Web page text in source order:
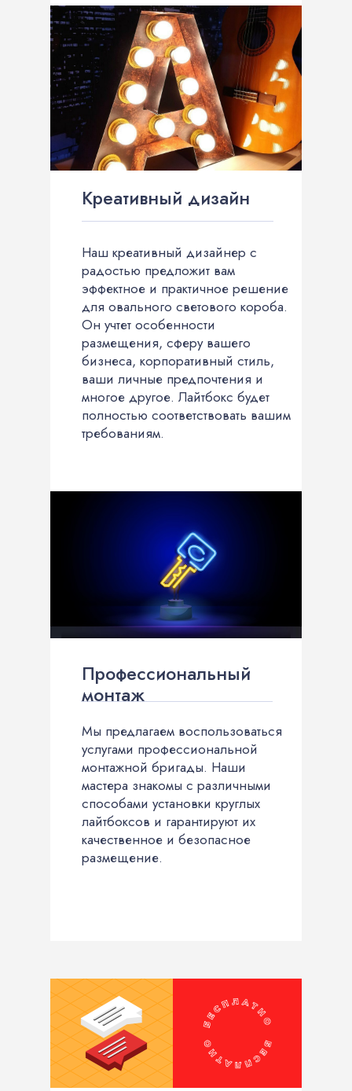
Креативный дизайн
Наш креативный дизайнер с
радостью предложит вам
эффектное и практичное решение
для овального светового короба.
Он учтет особенности
размещения, сферу вашего
бизнеса, корпоративный стиль,
ваши личные предпочтения и
многое другое. Лайтбокс будет
полностью соответствовать вашим
требованиям.
Мы предлагаем воспользоваться
услугами профессиональной
монтажной бригады. Наши
мастера знакомы с различными
способами установки круглых
лайтбоксов и гарантируют их
качественное и безопасное
размещение.
Профессиональный
монтаж